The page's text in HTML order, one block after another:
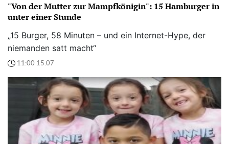
"Von der Mutter zur Mampfkönigin": 15 Hamburger in
unter einer Stunde
„15 Burger, 58 Minuten – und ein Internet-Hype, der
niemanden satt macht“
11:00 15.07